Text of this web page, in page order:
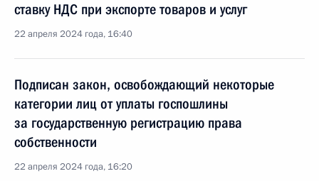
ставку НДС при экспорте товаров и услуг
22 апреля 2024 года, 16:40
Подписан закон, освобождающий некоторые
категории лиц от уплаты госпошлины
за государственную регистрацию права
собственности
22 апреля 2024 года, 16:20